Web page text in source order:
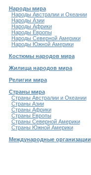
Народы мира
Народы Австралии и Океании
Народы Азии
Народы Африки
Народы Европы
Народы Северной Америки
Народы Южной Америки
Костюмы народов мира
Жилища народов мира
Религии мира
Страны мира
Страны Австралии и Океании
Страны Азии
Страны Африки
Страны Европы
Страны Северной Америки
Страны Южной Америки
Международные организации